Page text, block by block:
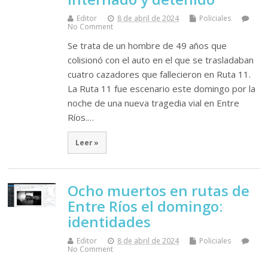
Editor 8 de abril de 2024
Policiales
No Comment
Se trata de un hombre de 49 años que
colisionó con el auto en el que se trasladaban
cuatro cazadores que fallecieron en Ruta 11.
La Ruta 11 fue escenario este domingo por la
noche de una nueva tragedia vial en Entre
Ríos.…
Leer »
Ocho muertos en rutas de
Entre Ríos el domingo:
identidades
Editor 8 de abril de 2024
Policiales
No Comment